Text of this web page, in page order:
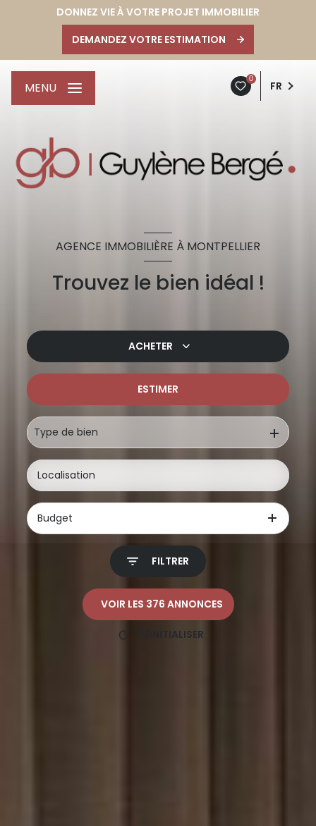
DONNEZ VIE À VOTRE PROJET IMMOBILIER
DEMANDEZ VOTRE ESTIMATION
0
FR
MENU
AGENCE IMMOBILIÈRE À MONTPELLIER
Trouvez le bien idéal !
ACHETER
De l'immo pro
ESTIMER
Type de bien
Budget
FILTRER
VOIR LES 376 ANNONCES
RÉINITIALISER